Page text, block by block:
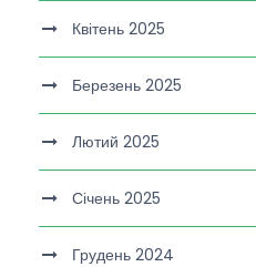
Квітень 2025
Березень 2025
Лютий 2025
Січень 2025
Грудень 2024